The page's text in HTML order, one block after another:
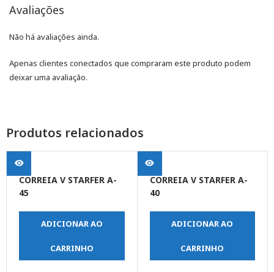
Avaliações
Não há avaliações ainda.
Apenas clientes conectados que compraram este produto podem
deixar uma avaliação.
Produtos relacionados
CORREIA V STARFER A-
45
ADICIONAR AO
CARRINHO
CORREIA V STARFER A-
40
ADICIONAR AO
CARRINHO